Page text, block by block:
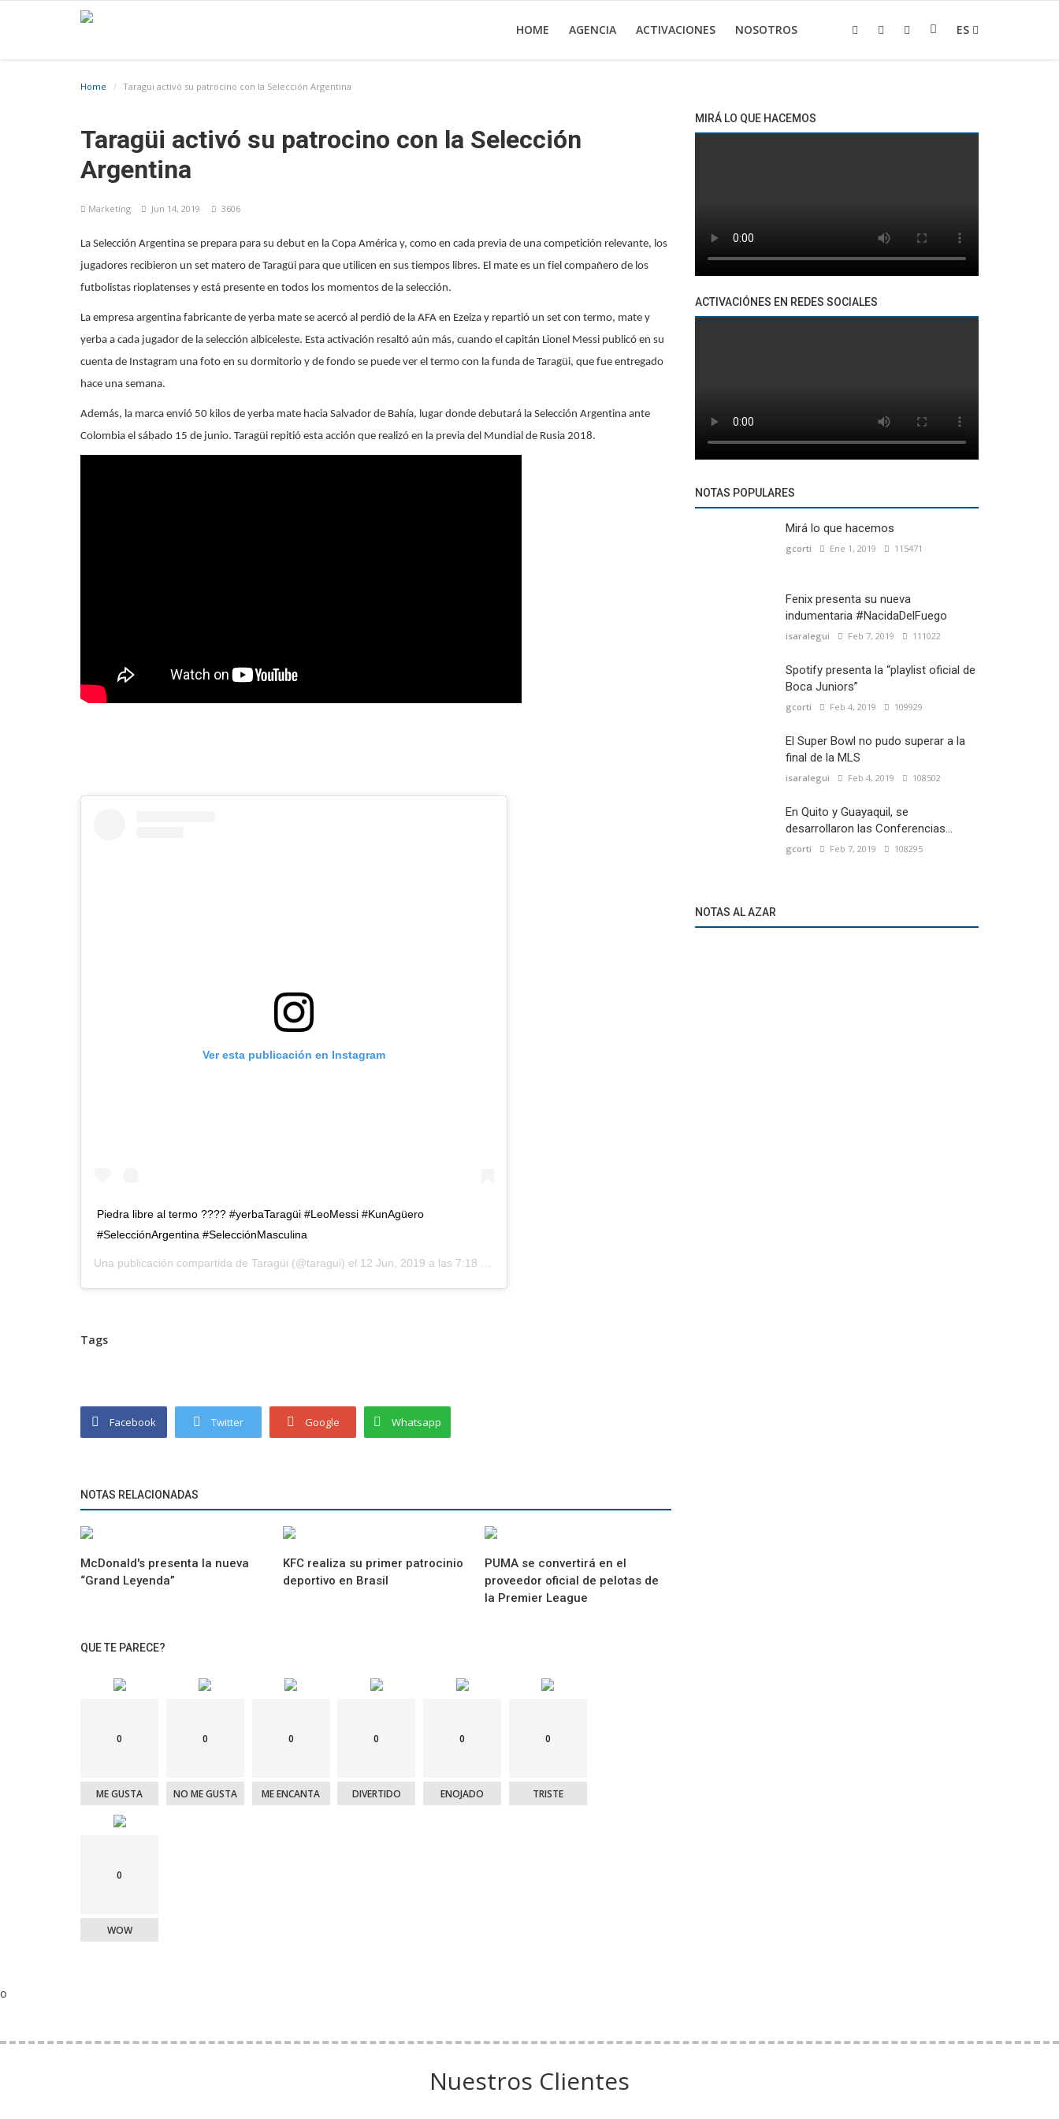
HOME AGENCIA ACTIVACIONES NOSOTROS ES
Home Taragüi activó su patrocino con la Selección Argentina
Taragüi activó su patrocino con la Selección
Argentina
Marketíng Jun 14, 2019 3606
La Selección Argentina se prepara para su debut en la Copa América y, como en cada previa de una competición relevante, los
jugadores recibieron un set matero de Taragüi para que utilicen en sus tiempos libres. El mate es un fiel compañero de los
futbolistas rioplatenses y está presente en todos los momentos de la selección.
La empresa argentina fabricante de yerba mate se acercó al perdió de la AFA en Ezeiza y repartió un set con termo, mate y
yerba a cada jugador de la selección albiceleste. Esta activación resaltó aún más, cuando el capitán Lionel Messi publicó en su
cuenta de Instagram una foto en su dormitorio y de fondo se puede ver el termo con la funda de Taragüi, que fue entregado
hace una semana.
Además, la marca envió 50 kilos de yerba mate hacia Salvador de Bahía, lugar donde debutará la Selección Argentina ante
Colombia el sábado 15 de junio. Taragüi repitió esta acción que realizó en la previa del Mundial de Rusia 2018.
Ver esta publicación en Instagram
Piedra libre al termo ???? #yerbaTaragüi #LeoMessi #KunAgüero
#SelecciónArgentina #SelecciónMasculina
Una publicación compartida de Taragüi (@taragui) el 12 Jun, 2019 a las 7:18 PDT
Tags
Facebook Twitter Google Whatsapp
NOTAS RELACIONADAS
McDonald's presenta la nueva
“Grand Leyenda”
KFC realiza su primer patrocinio
deportivo en Brasil
PUMA se convertirá en el
proveedor oficial de pelotas de
la Premier League
QUE TE PARECE?
0
ME GUSTA
0
NO ME GUSTA
0
ME ENCANTA
0
DIVERTIDO
0
ENOJADO
0
TRISTE
0
WOW
MIRÁ LO QUE HACEMOS
ACTIVACIÓNES EN REDES SOCIALES
NOTAS POPULARES
Mirá lo que hacemos
gcorti Ene 1, 2019 115471
Fenix presenta su nueva
indumentaria #NacidaDelFuego
isaralegui Feb 7, 2019 111022
Spotify presenta la “playlist oficial de
Boca Juniors”
gcorti Feb 4, 2019 109929
El Super Bowl no pudo superar a la
final de la MLS
isaralegui Feb 4, 2019 108502
En Quito y Guayaquil, se
desarrollaron las Conferencias...
gcorti Feb 7, 2019 108295
NOTAS AL AZAR
o
Nuestros Clientes